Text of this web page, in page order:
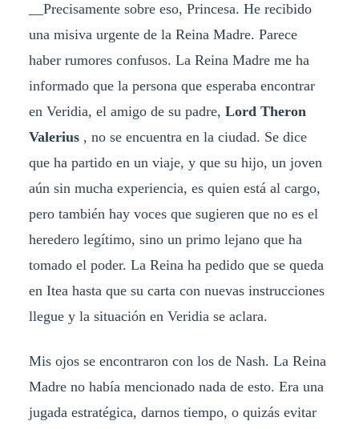
__Precisamente sobre eso, Princesa. He recibido
una misiva urgente de la Reina Madre. Parece
haber rumores confusos. La Reina Madre me ha
informado que la persona que esperaba encontrar
en Veridia, el amigo de su padre, Lord Theron
Valerius, no se encuentra en la ciudad. Se dice
que ha partido en un viaje, y que su hijo, un joven
aún sin mucha experiencia, es quien está al cargo,
pero también hay voces que sugieren que no es el
heredero legítimo, sino un primo lejano que ha
tomado el poder. La Reina ha pedido que se queda
en Itea hasta que su carta con nuevas instrucciones
llegue y la situación en Veridia se aclara.
Mis ojos se encontraron con los de Nash. La Reina
Madre no había mencionado nada de esto. Era una
jugada estratégica, darnos tiempo, o quizás evitar